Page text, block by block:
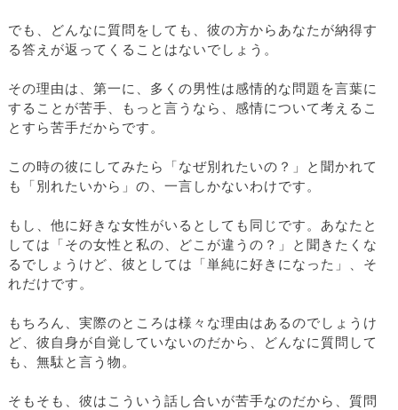
でも、どんなに質問をしても、彼の方からあなたが納得す
る答えが返ってくることはないでしょう。
その理由は、第一に、多くの男性は感情的な問題を言葉に
することが苦手、もっと言うなら、感情について考えるこ
とすら苦手だからです。
この時の彼にしてみたら「なぜ別れたいの？」と聞かれて
も「別れたいから」の、一言しかないわけです。
もし、他に好きな女性がいるとしても同じです。あなたと
しては「その女性と私の、どこが違うの？」と聞きたくな
るでしょうけど、彼としては「単純に好きになった」、そ
れだけです。
もちろん、実際のところは様々な理由はあるのでしょうけ
ど、彼自身が自覚していないのだから、どんなに質問して
も、無駄と言う物。
そもそも、彼はこういう話し合いが苦手なのだから、質問